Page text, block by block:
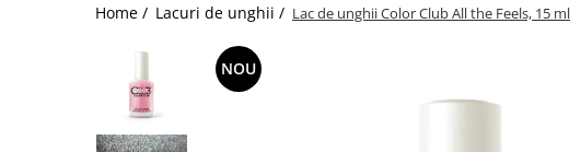
Home / Lacuri de unghii / Lac de unghii Color Club All the Feels, 15 ml
NOU